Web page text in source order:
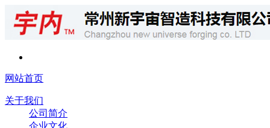
网站首页
关于我们
公司简介
企业文化